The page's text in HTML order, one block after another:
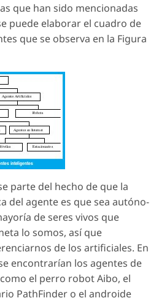
que han sido mencionadas
puede elaborar el cuadro de
que se observa en la Figura
parte del hecho de que la
del agente es que sea autóno-
de seres vivos que
lo somos, así que
de los artificiales. En
encontrarían los agentes de
el perro robot Aibo, el
PathFinder o el androide